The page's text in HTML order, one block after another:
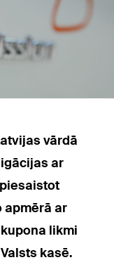
vārdā
ar
apmērā ar
likmi
kasē.